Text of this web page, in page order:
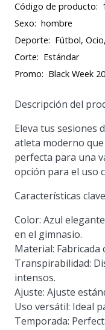
Código de producto:
Sexo: hombre
Deporte: Fútbol,
Corte: Estándar
Promo: Black Week
Descripción del
Eleva tus sesiones
atleta moderno
perfecta para una
opción para el uso
Características
Color: Azul
en el gimnasio.
Material: Fabricada
Transpirabilidad:
intensos.
Ajuste: Ajuste
Uso versátil: Ideal
Temporada: